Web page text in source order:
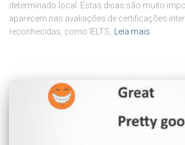
determinado local. Estas dicas são muito
aparecem nas avaliações de certificações
reconhecidas, como IELTS, Leia mais